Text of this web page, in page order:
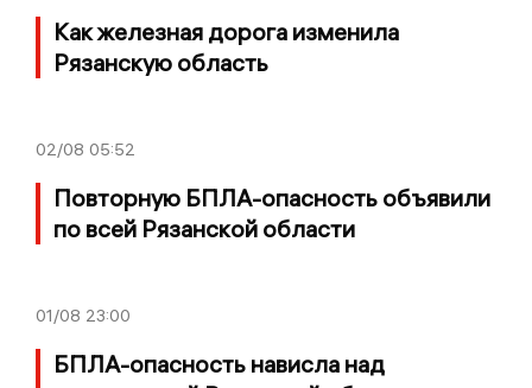
Как железная дорога изменила
Рязанскую область
02/08 05:52
Повторную БПЛА-опасность объявили
по всей Рязанской области
01/08 23:00
БПЛА-опасность нависла над